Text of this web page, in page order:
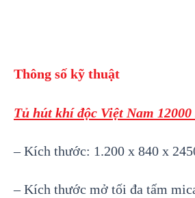
Thông số kỹ thuật
Tủ hút khí độc Việt Nam
– Kích thước: 1.200 x 840 x
– Kích thước mở tối đa tấm